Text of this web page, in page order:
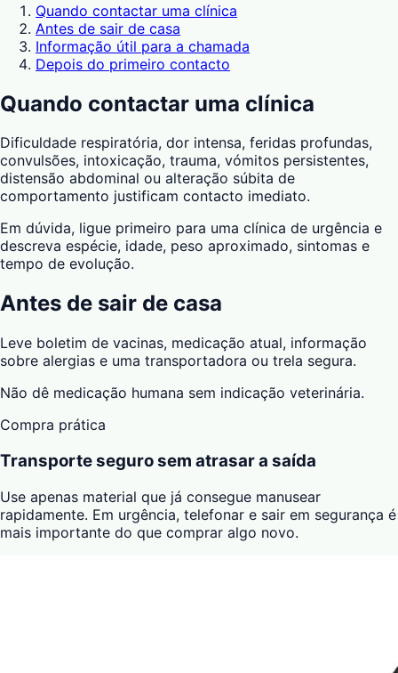
Quando contactar uma clínica
Antes de sair de casa
Informação útil para a chamada
Depois do primeiro contacto
Quando contactar uma clínica
Dificuldade respiratória, dor intensa, feridas profundas,
convulsões, intoxicação, trauma, vómitos persistentes,
distensão abdominal ou alteração súbita de
comportamento justificam contacto imediato.
Em dúvida, ligue primeiro para uma clínica de urgência e
descreva espécie, idade, peso aproximado, sintomas e
tempo de evolução.
Antes de sair de casa
Leve boletim de vacinas, medicação atual, informação
sobre alergias e uma transportadora ou trela segura.
Não dê medicação humana sem indicação veterinária.
Compra prática
Transporte seguro sem atrasar a saída
Use apenas material que já consegue manusear
rapidamente. Em urgência, telefonar e sair em segurança é
mais importante do que comprar algo novo.